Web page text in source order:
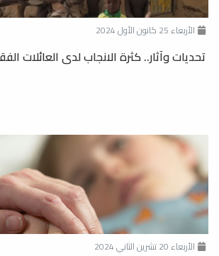
الأربعاء 25 كانون الأول 2024
تحديات وآثار.. كثرة الانجاب لدى العائلات
الأربعاء 20 تشرين الثاني 2024